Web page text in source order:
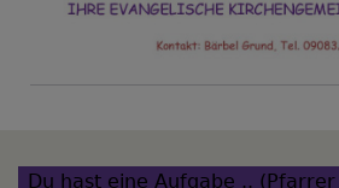
Du hast eine Aufgabe ..